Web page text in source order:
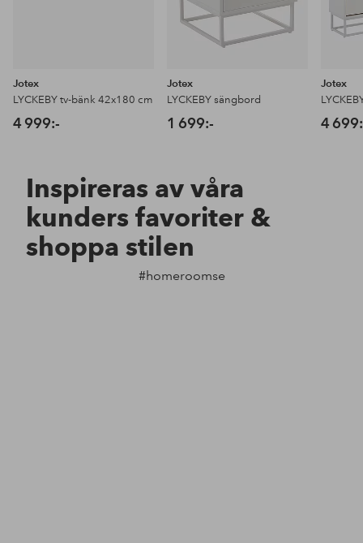
Jotex
LYCKEBY tv-bänk 42x180 cm
4 999:-
Jotex
LYCKEBY sängbord
1 699:-
Jotex
4
Inspireras av våra
kunders favoriter &
shoppa stilen
#homeroomse